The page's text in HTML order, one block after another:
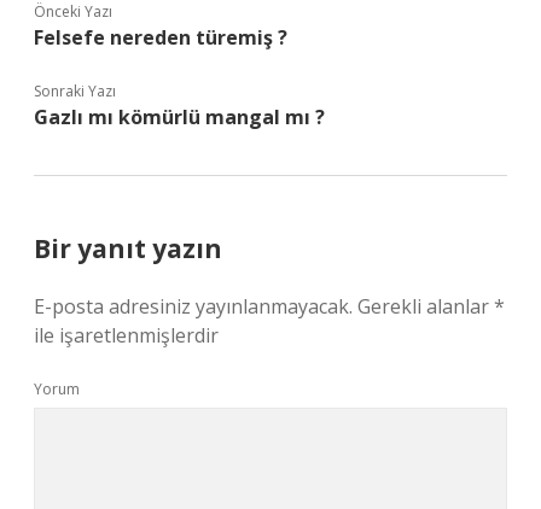
Önceki Yazı
Felsefe nereden türemiş ?
Sonraki Yazı
Gazlı mı kömürlü mangal mı ?
Bir yanıt yazın
E-posta adresiniz yayınlanmayacak. Gerekli alanlar*
ile işaretlenmişlerdir
Yorum